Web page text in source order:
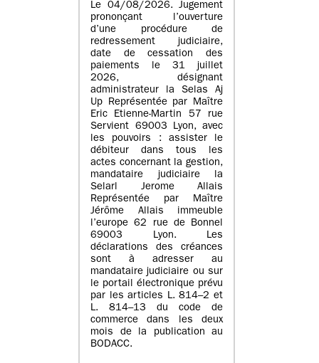
Le 04/08/2026. Jugement
prononçant l’ouverture
d’une procédure de
redressement judiciaire,
date de cessation des
paiements le 31 juillet
2026, désignant
administrateur la Selas Aj
Up Représentée par Maître
Eric Etienne-Martin 57 rue
Servient 69003 Lyon, avec
les pouvoirs : assister le
débiteur dans tous les
actes concernant la gestion,
mandataire judiciaire la
Selarl Jerome Allais
Représentée par Maître
Jérôme Allais immeuble
l’europe 62 rue de Bonnel
69003 Lyon. Les
déclarations des créances
sont à adresser au
mandataire judiciaire ou sur
le portail électronique prévu
par les articles L. 814–2 et
L. 814–13 du code de
commerce dans les deux
mois de la publication au
BODACC.